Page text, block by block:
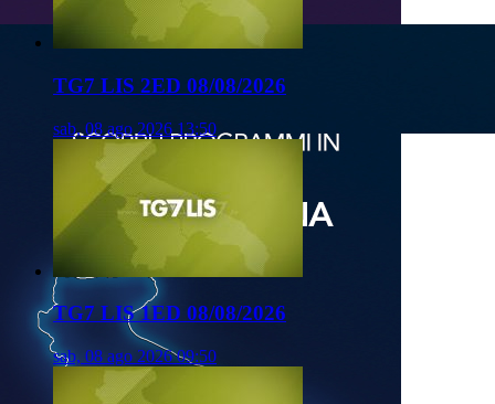
TG7 LIS 2ED 08/08/2026
sab, 08 ago 2026 13:50
TG7 LIS 1ED 08/08/2026
sab, 08 ago 2026 09:50